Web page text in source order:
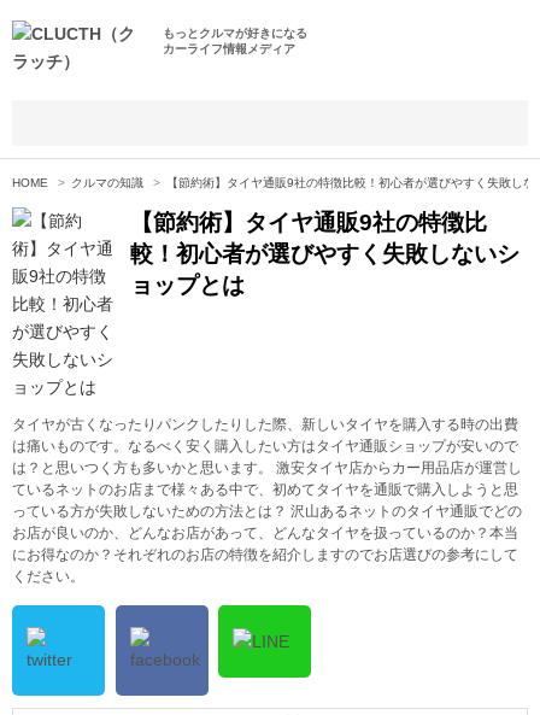
もっとクルマが好きになる
カーライフ情報メディア
HOME クルマの知識 【節約術】タイヤ通販9社の特徴比較！初心者が選びやすく失敗しな
【節約術】タイヤ通販9社の特徴比
較！初心者が選びやすく失敗しないシ
ョップとは
タイヤが古くなったりパンクしたりした際、新しいタイヤを購入する時の出費
は痛いものです。なるべく安く購入したい方はタイヤ通販ショップが安いので
は？と思いつく方も多いかと思います。 激安タイヤ店からカー用品店が運営し
ているネットのお店まで様々ある中で、初めてタイヤを通販で購入しようと思
っている方が失敗しないための方法とは？ 沢山あるネットのタイヤ通販でどの
お店が良いのか、どんなお店があって、どんなタイヤを扱っているのか？本当
にお得なのか？それぞれのお店の特徴を紹介しますのでお店選びの参考にして
ください。